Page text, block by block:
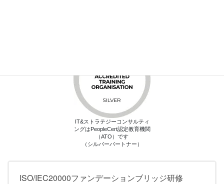
IT&ストラテジーコンサルティ
ングはPeopleCert認定教育機関
（ATO）です
（シルバーパートナー）
ISO/IEC20000ファンデーションブリッジ研修